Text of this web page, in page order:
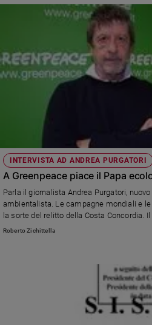
ed
educazione
figli
Nonni
Adolescenza
Bioetica
Vai
INTERVISTA AD ANDREA PURGATORI
A Greenpeace piace il Papa
Parla il giornalista Andrea Purgatori,
ambientalista. Le campagne mondiali e
la sorte del relitto della Costa Concordia.
vertici dell'Enel e l'ammirazione per il
Roberto Zichittella